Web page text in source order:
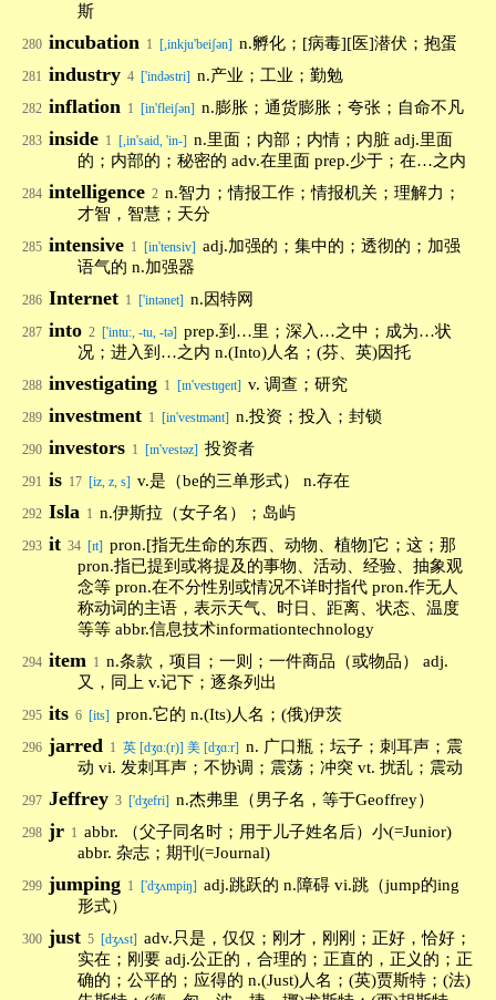
斯
280 incubation 1 [,inkju'beiʃən] n.孵化；[病毒][医]潜伏；抱蛋
281 industry 4 ['indəstri] n.产业；工业；勤勉
282 inflation 1 [in'fleiʃən] n.膨胀；通货膨胀；夸张；自命不凡
283 inside 1 [,in'said, 'in-] n.里面；内部；内情；内脏 adj.里面
的；内部的；秘密的 adv.在里面 prep.少于；在…之内
284 intelligence 2 n.智力；情报工作；情报机关；理解力；
才智，智慧；天分
285 intensive 1 [in'tensiv] adj.加强的；集中的；透彻的；加强
语气的 n.加强器
286 Internet 1 ['intənet] n.因特网
287 into 2 ['intu:, -tu, -tə] prep.到…里；深入…之中；成为…状
况；进入到…之内 n.(Into)人名；(芬、英)因托
288 investigating 1 [ɪn'vestɪɡeɪt] v. 调查；研究
289 investment 1 [in'vestmənt] n.投资；投入；封锁
290 investors 1 [ɪn'vestəz] 投资者
291 is 17 [iz, z, s] v.是（be的三单形式） n.存在
292 Isla 1 n.伊斯拉（女子名）；岛屿
293 it 34 [ɪt] pron.[指无生命的东西、动物、植物]它；这；那
pron.指已提到或将提及的事物、活动、经验、抽象观
念等 pron.在不分性别或情况不详时指代 pron.作无人
称动词的主语，表示天气、时日、距离、状态、温度
等等 abbr.信息技术informationtechnology
294 item 1 n.条款，项目；一则；一件商品（或物品） adj.
又，同上 v.记下；逐条列出
295 its 6 [its] pron.它的 n.(Its)人名；(俄)伊茨
296 jarred 1 英 [dʒɑː(r)] 美 [dʒɑːr] n. 广口瓶；坛子；刺耳声；震
动 vi. 发刺耳声；不协调；震荡；冲突 vt. 扰乱；震动
297 Jeffrey 3 ['dʒefri] n.杰弗里（男子名，等于Geoffrey）
298 jr 1 abbr. （父子同名时；用于儿子姓名后）小(=Junior)
abbr. 杂志；期刊(=Journal)
299 jumping 1 ['dʒʌmpiŋ] adj.跳跃的 n.障碍 vi.跳（jump的ing
形式）
300 just 5 [dʒʌst] adv.只是，仅仅；刚才，刚刚；正好，恰好；
实在；刚要 adj.公正的，合理的；正直的，正义的；正
确的；公平的；应得的 n.(Just)人名；(英)贾斯特；(法)